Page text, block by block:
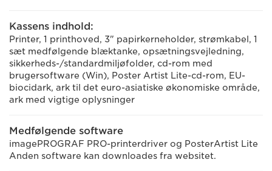
Kassens indhold:
Printer, 1 printhoved, 3" papirkerneholder, strømkabel, 1
sæt medfølgende blæktanke, opsætningsvejledning,
sikkerheds-/standardmiljøfolder, cd-rom med
brugersoftware (Win), Poster Artist Lite-cd-rom, EU-
biocidark, ark til det euro-asiatiske økonomiske område,
ark med vigtige oplysninger
Medfølgende software
imagePROGRAF PRO-printerdriver og PosterArtist Lite
Anden software kan downloades fra websitet.